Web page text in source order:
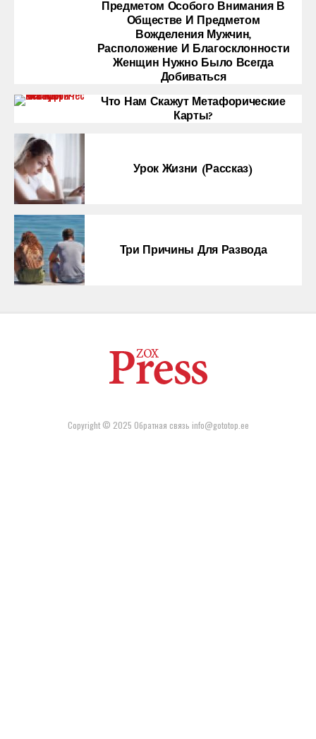
Предметом Особого Внимания В
Обществе И Предметом
Вожделения Мужчин,
Расположение И Благосклонности
Женщин Нужно Было Всегда
Добиваться
Что Нам Скажут Метафорические
Карты?
Урок Жизни (рассказ)
Три Причины Для Развода
Copyright © 2025 Обратная связь info@gototop.ee